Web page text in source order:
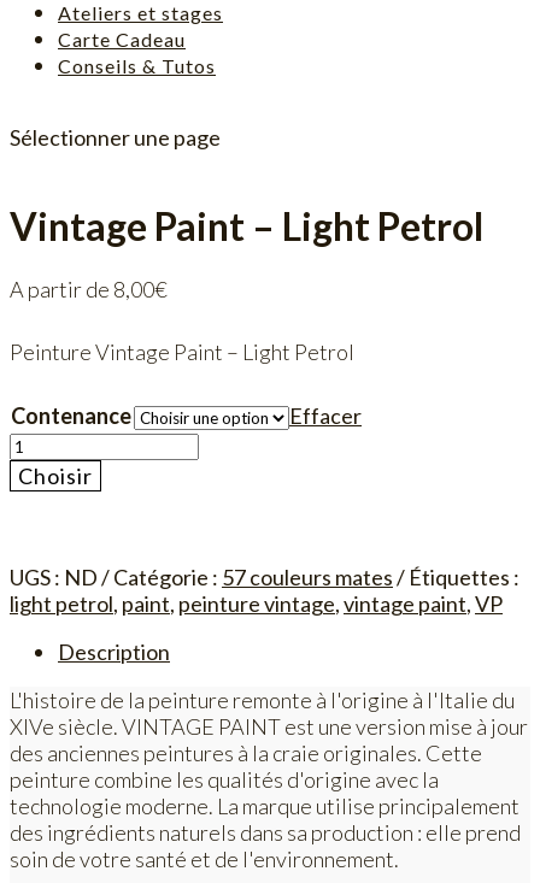
Ateliers et stages
Carte Cadeau
Conseils & Tutos
Sélectionner une page
Vintage Paint – Light Petrol
A partir de 8,00€
Peinture Vintage Paint – Light Petrol
Contenance
Effacer
quantité
de
Vintage
Light
Petrol
Choisir
UGS : ND Catégorie : 57 couleurs mates
Étiquettes :
light petrol, paint, peinture vintage,vintage paint,VP
Description
L'histoire de la peinture remonte à l'origine à l'Italie du
XIVe siècle. VINTAGE PAINT est une version mise à jour
des anciennes peintures à la craie originales. Cette
peinture combine les qualités d'origine avec la
technologie moderne. La marque utilise principalement
des ingrédients naturels dans sa production : elle prend
soin de votre santé et de l'environnement.